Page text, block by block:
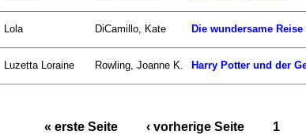
Lola DiCamillo, Kate Die wundersame
Luzetta Loraine Rowling, Joanne K. Harry Potter und der
« erste Seite ‹ vorherige Seite 1